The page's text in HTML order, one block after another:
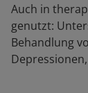
Auch in
genutzt:
Behandlung